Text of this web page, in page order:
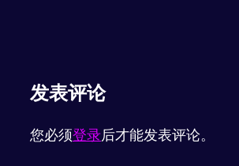
发表评论
您必须登录后才能发表评论。